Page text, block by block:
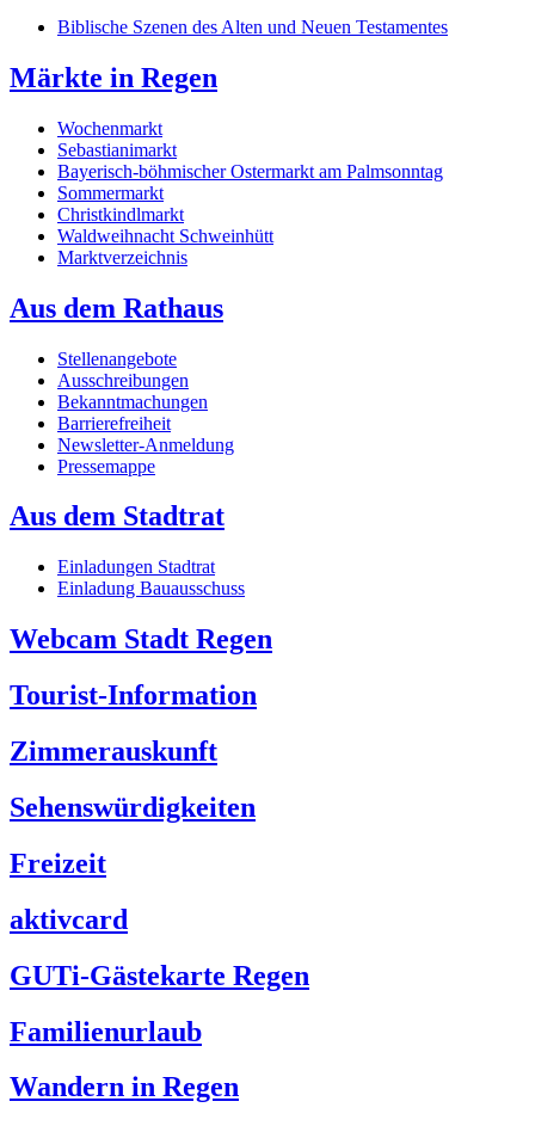
Biblische Szenen des Alten und Neuen Testamentes
Märkte in Regen
Wochenmarkt
Sebastianimarkt
Bayerisch-böhmischer Ostermarkt am Palmsonntag
Sommermarkt
Christkindlmarkt
Waldweihnacht Schweinhütt
Marktverzeichnis
Aus dem Rathaus
Stellenangebote
Ausschreibungen
Bekanntmachungen
Barrierefreiheit
Newsletter-Anmeldung
Pressemappe
Aus dem Stadtrat
Einladungen Stadtrat
Einladung Bauausschuss
Webcam Stadt Regen
Tourist-Information
Zimmerauskunft
Sehenswürdigkeiten
Freizeit
aktivcard
GUTi-Gästekarte Regen
Familienurlaub
Wandern in Regen